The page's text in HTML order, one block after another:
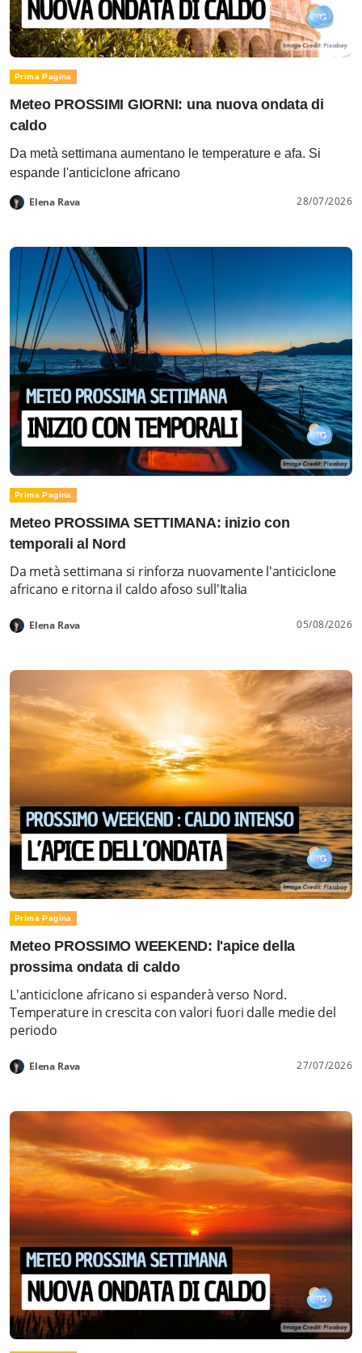
Prima Pagina
Meteo PROSSIMI GIORNI: una nuova ondata di
caldo
Da metà settimana aumentano le temperature e afa. Si
espande l'anticiclone africano
Elena Rava 28/07/2026
Prima Pagina
Meteo PROSSIMA SETTIMANA: inizio con
temporali al Nord
Da metà settimana si rinforza nuovamente l'anticiclone
africano e ritorna il caldo afoso sull'Italia
Elena Rava 05/08/2026
Prima Pagina
Meteo PROSSIMO WEEKEND: l'apice della
prossima ondata di caldo
L'anticiclone africano si espanderà verso Nord.
Temperature in crescita con valori fuori dalle medie del
periodo
Elena Rava 27/07/2026